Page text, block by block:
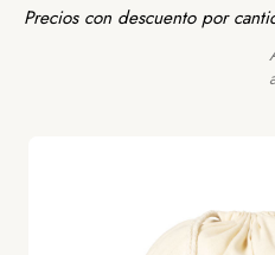
Precios con descuento por